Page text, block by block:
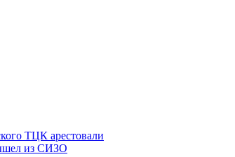
ТЦК арестовали
из СИЗО